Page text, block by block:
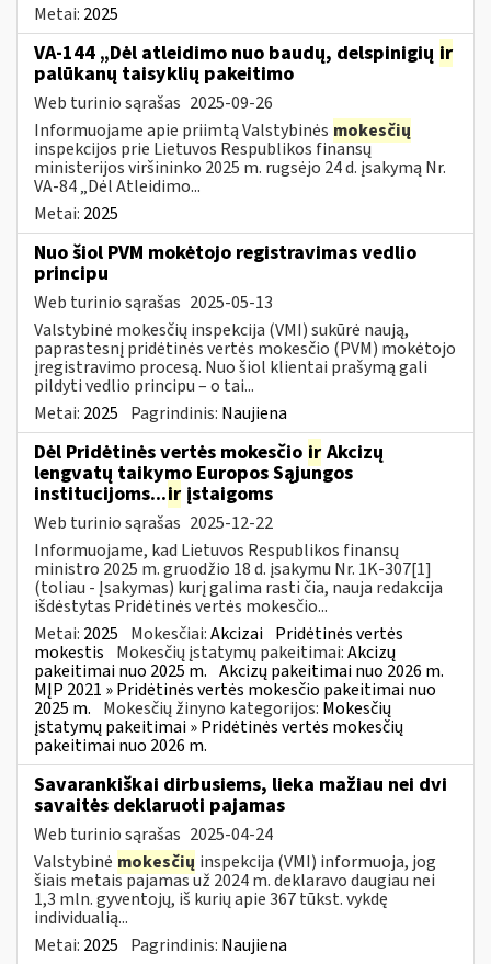
Metai: 2025
VA-144 „Dėl atleidimo nuo baudų, delspinigių ir
palūkanų taisyklių pakeitimo
Web turinio sąrašas 2025-09-26
Informuojame apie priimtą Valstybinės mokesčių
inspekcijos prie Lietuvos Respublikos finansų
ministerijos viršininko 2025 m. rugsėjo 24 d. įsakymą Nr.
VA-84 „Dėl Atleidimo...
Metai: 2025
Nuo šiol PVM mokėtojo registravimas vedlio
principu
Web turinio sąrašas 2025-05-13
Valstybinė mokesčių inspekcija (VMI) sukūrė naują,
paprastesnį pridėtinės vertės mokesčio (PVM) mokėtojo
įregistravimo procesą. Nuo šiol klientai prašymą gali
pildyti vedlio principu – o tai...
Metai: 2025 Pagrindinis: Naujiena
Dėl Pridėtinės vertės mokesčio ir Akcizų
lengvatų taikymo Europos Sąjungos
institucijoms...ir įstaigoms
Web turinio sąrašas 2025-12-22
Informuojame, kad Lietuvos Respublikos finansų
ministro 2025 m. gruodžio 18 d. įsakymu Nr. 1K-307[1]
(toliau - Įsakymas) kurį galima rasti čia, nauja redakcija
išdėstytas Pridėtinės vertės mokesčio...
Metai: 2025 Mokesčiai:Akcizai Pridėtinės vertės
mokestis Mokesčių įstatymų pakeitimai:Akcizų
pakeitimai nuo 2025 m. Akcizų pakeitimai nuo 2026 m.
MĮP 2021 » Pridėtinės vertės mokesčio pakeitimai nuo
2025 m. Mokesčių žinyno kategorijos: Mokesčių
įstatymų pakeitimai » Pridėtinės vertės mokesčių
pakeitimai nuo 2026 m.
Savarankiškai dirbusiems, lieka mažiau nei dvi
savaitės deklaruoti pajamas
Web turinio sąrašas 2025-04-24
Valstybinė mokesčių inspekcija (VMI) informuoja, jog
šiais metais pajamas už 2024 m. deklaravo daugiau nei
1,3 mln. gyventojų, iš kurių apie 367 tūkst. vykdę
individualią...
Metai: 2025 Pagrindinis: Naujiena